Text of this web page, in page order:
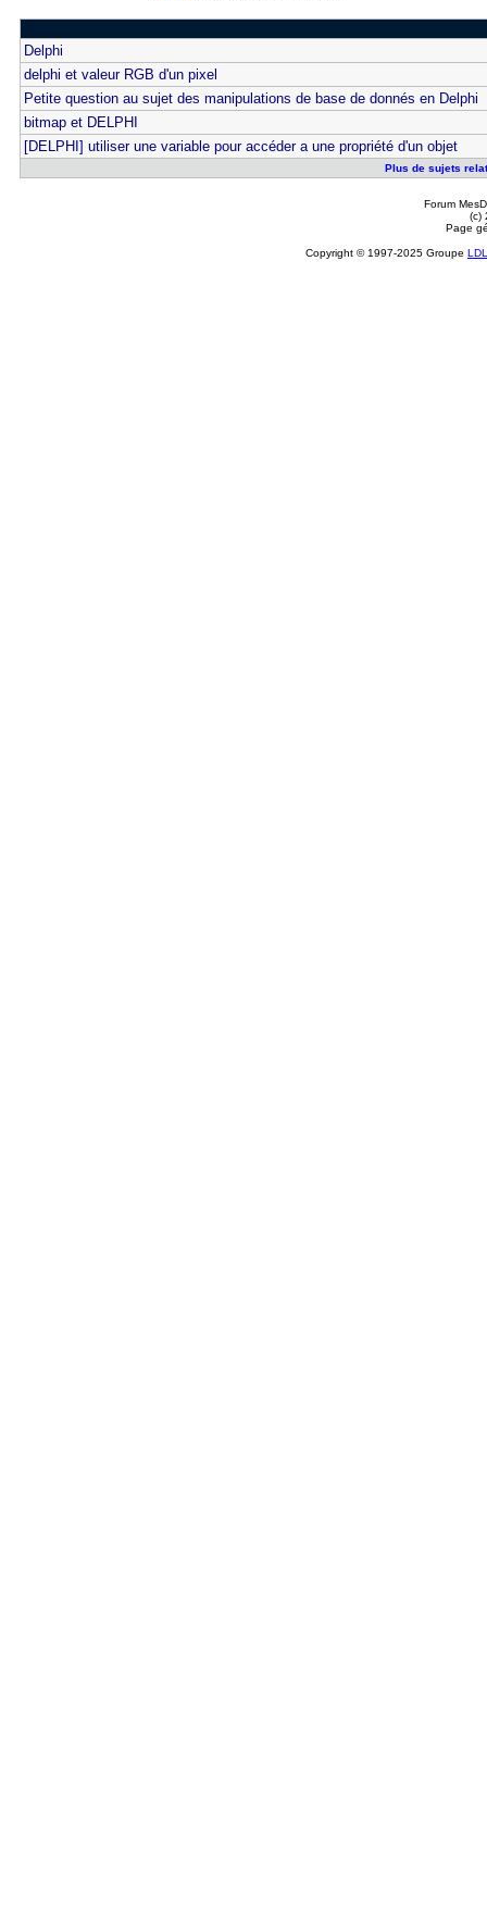
Delphi
delphi et valeur RGB d'un pixel
Petite question au sujet des manipulations de base de donnés en Delphi
bitmap et DELPHI
[DELPHI] utiliser une variable pour accéder a une propriété d'un objet
Plus de sujets
Forum
(c)
Page
Copyright © 1997-2025 Groupe